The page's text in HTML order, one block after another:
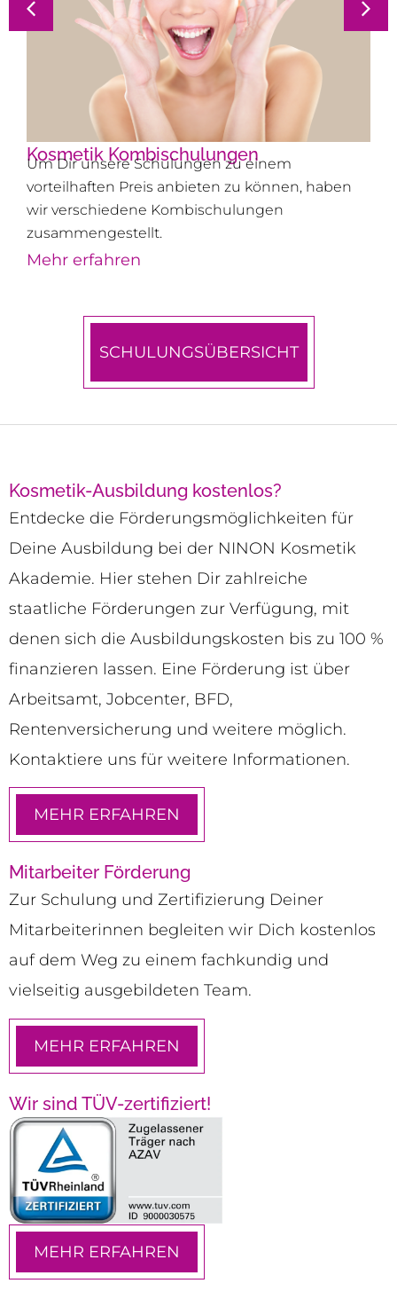
Kosmetik Kombischulungen
Um Dir unsere Schulungen zu einem
vorteilhaften Preis anbieten zu können, haben
wir verschiedene Kombischulungen
zusammengestellt.
Mehr erfahren
SCHULUNGSÜBERSICHT
Kosmetik-Ausbildung kostenlos?
Entdecke die Förderungsmöglichkeiten für
Deine Ausbildung bei der NINON Kosmetik
Akademie. Hier stehen Dir zahlreiche
staatliche Förderungen zur Verfügung, mit
denen sich die Ausbildungskosten bis zu 100 %
finanzieren lassen. Eine Förderung ist über
Arbeitsamt, Jobcenter, BFD,
Rentenversicherung und weitere möglich.
Kontaktiere uns für weitere Informationen.
MEHR ERFAHREN
Mitarbeiter Förderung
Zur Schulung und Zertifizierung Deiner
Mitarbeiterinnen begleiten wir Dich kostenlos
auf dem Weg zu einem fachkundig und
vielseitig ausgebildeten Team.
MEHR ERFAHREN
Wir sind TÜV-zertifiziert!
MEHR ERFAHREN